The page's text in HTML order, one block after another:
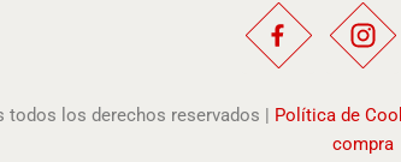
todos los derechos reservados | Política de
compra